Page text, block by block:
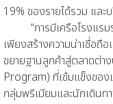
19% ของรายได้รวม แล
“การมีเครือโรงแรม
เพียงสร้างความน่าเชื่อถื
ขยายฐานลูกค้าสู่ตลาดต่า
Program) ที่เข้มแข็งขอ
กลุ่มพรีเมียมและนักเดินท